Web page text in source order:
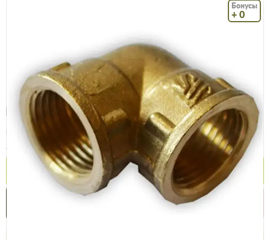
Бонусы
+ 0
Колено резьбовое ВВ 25 1
(0)
Безкоштовна доставка! Від 15000 грн єВідновлення Доставка НП
Цена / шт
24.7 грн 24.4 грн
Купить
Акции